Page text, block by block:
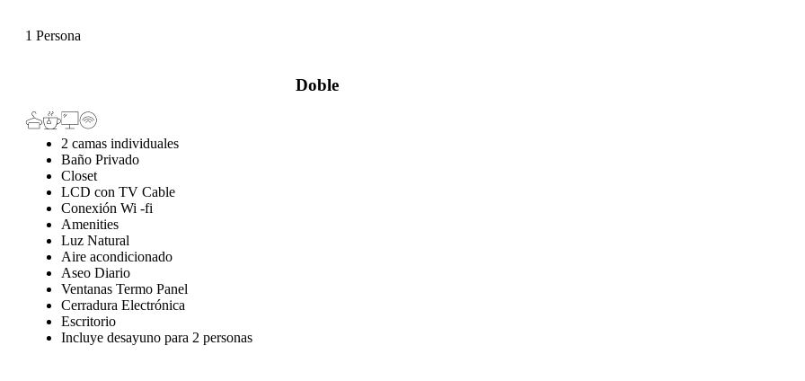
1 Persona
Doble
2 camas individuales
Baño Privado
Closet
LCD con TV Cable
Conexión Wi -fi
Amenities
Luz Natural
Aire acondicionado
Aseo Diario
Ventanas Termo Panel
Cerradura Electrónica
Escritorio
Incluye desayuno para 2 personas